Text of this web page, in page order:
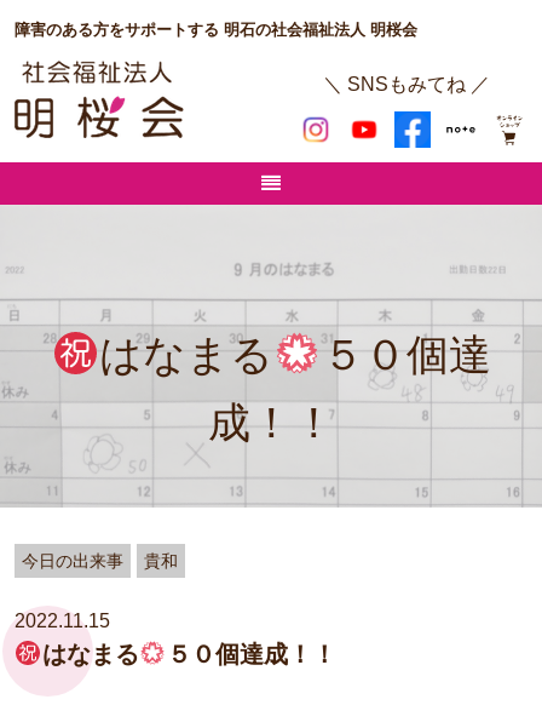
障害のある方をサポートする 明石の社会福祉法人 明桜会
＼ SNSもみてね ／
はなまる
５０個達
成！！
今日の出来事 貴和
2022.11.15
はなまる ５０個達成！！